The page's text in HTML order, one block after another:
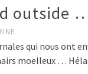
outside
qui nous ont
moelleux …